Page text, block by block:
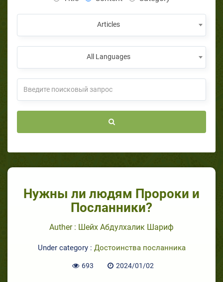
Articles
All Languages
Нужны ли людям Пророки и
Посланники?
Auther : Шейх Абдулхалик Шариф
Under category : Достоинства посланника
693 2024/01/02